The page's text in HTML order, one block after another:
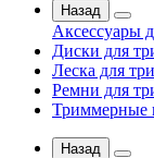
Назад
Аксессуары
Диски для
Леска для
Ремни для
Триммерные
Назад